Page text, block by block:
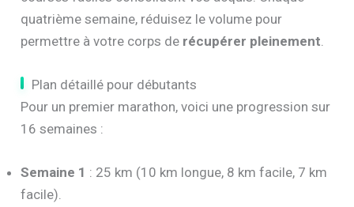
quatrième semaine, réduisez le volume pour
permettre à votre corps de récupérer pleinement
Plan détaillé pour débutants
Pour un premier marathon, voici une progression sur
16 semaines :
Semaine 1 : 25 km (10 km longue, 8 km facile, 7 km
facile).